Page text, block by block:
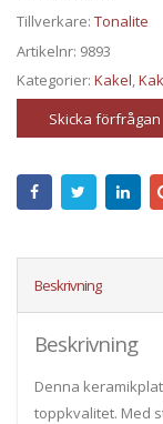
Tillverkare: Tonalite
Artikelnr: 9893
Kategorier: Kakel,
Skicka förfrågan
Beskrivning
Beskrivning
Denna
toppkvalitet. Med